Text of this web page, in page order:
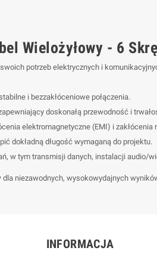
Wielożyłowy - 6
potrzeb elektrycznych i
i bezzakłóceniowe połączenia.
doskonałą przewodność i
elektromagnetyczne (EMI) i
dokładną długość wymaganą do projektu.
w tym transmisji danych, instalacji audio/
dla niezawodnych, wysokowydajnych
INFORMACJA